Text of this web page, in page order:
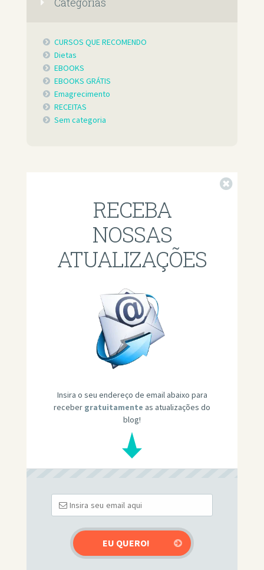
CURSOS QUE RECOMENDO
Dietas
EBOOKS
EBOOKS GRÁTIS
Emagrecimento
RECEITAS
Sem categoria
RECEBA
NOSSAS
ATUALIZAÇÕES
Insira o seu endereço de email abaixo para
receber gratuitamente as atualizações do
blog!